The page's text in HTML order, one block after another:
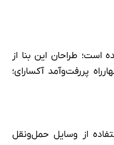
طراحی شده است؛ طراحان این بنا از
پررفت‌وآمد آکسارای؛
بنابراین استفاده از وسایل حمل‌ونقل